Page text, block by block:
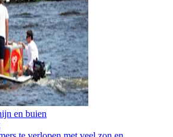
en buien